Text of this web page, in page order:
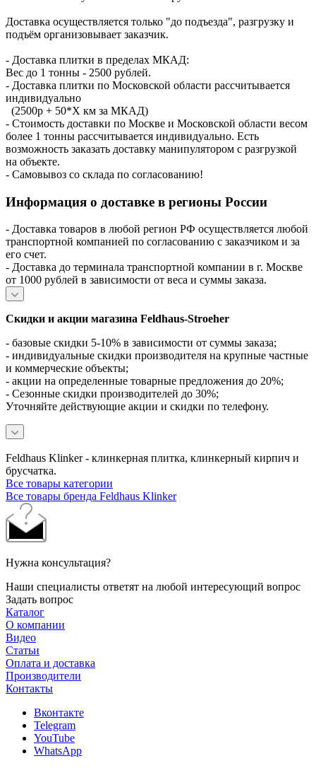
Доставка осуществляется только "до подъезда", разгрузку и
подъём организовывает заказчик.
- Доставка плитки в пределах МКАД:
Вес до 1 тонны - 2500 рублей.
- Доставка плитки по Московской области рассчитывается
индивидуально
(2500р + 50*X км за МКАД)
- Стоимость доставки по Москве и Московской области весом
более 1 тонны рассчитывается индивидуально. Есть
возможность заказать доставку манипулятором с разгрузкой
на объекте.
- Самовывоз со склада по согласованию!
Информация о доставке в регионы России
- Доставка товаров в любой регион РФ осуществляется любой
транспортной компанией по согласованию с заказчиком и за
его счет.
- Доставка до терминала транспортной компании в г. Москве
от 1000 рублей в зависимости от веса и суммы заказа.
Скидки и акции магазина Feldhaus-Stroeher
- базовые скидки 5-10% в зависимости от суммы заказа;
- индивидуальные скидки производителя на крупные частные
и коммерческие объекты;
- акции на определенные товарные предложения до 20%;
- Сезонные скидки производителей до 30%;
Уточняйте действующие акции и скидки по телефону.
Feldhaus Klinker - клинкерная плитка, клинкерный кирпич и
брусчатка.
Все товары категории
Все товары бренда Feldhaus Klinker
Нужна консультация?
Наши специалисты ответят на любой интересующий вопрос
Задать вопрос
Каталог
О компании
Видео
Статьи
Оплата и доставка
Производители
Контакты
Вконтакте
Telegram
YouTube
WhatsApp